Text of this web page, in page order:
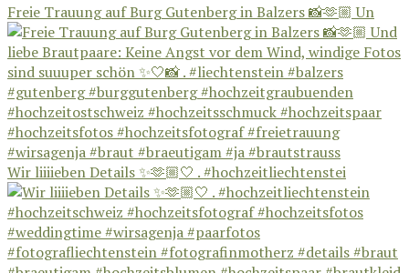
Freie Trauung auf Burg Gutenberg in Balzers 📸🫶🏼 Un
Wir liiiieben Details ✨🫶🏼🤍 . #hochzeitliechtenstei